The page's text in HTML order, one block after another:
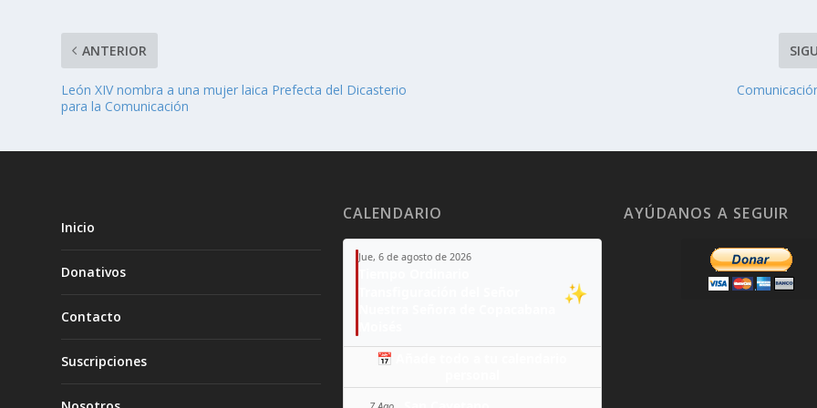
ANTERIOR
León XIV nombra a una mujer laica Prefecta del Dicasterio
para la Comunicación
Inicio
Donativos
Contacto
Suscripciones
CALENDARIO
Jue, 6 de agosto de 2026
✨
📅 Añade todo a tu calendario
AYÚDANOS A SEGUIR